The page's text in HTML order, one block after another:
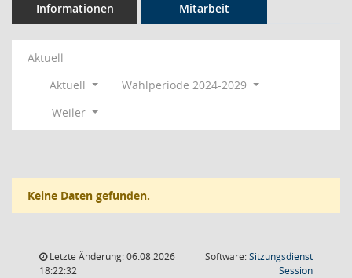
Informationen Mitarbeit
Aktuell
Aktuell
Wahlperiode 2024-2029
Weiler
Keine Daten gefunden.
Letzte Änderung: 06.08.2026
18:22:32
Software:Sitzungsdienst
Session(Wird in